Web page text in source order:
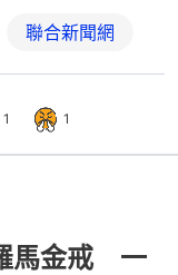
聯合新聞網
1 1
馬金戒 一